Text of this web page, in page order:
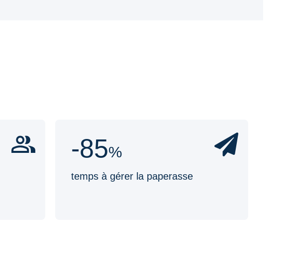
-85%
temps à gérer la paperasse